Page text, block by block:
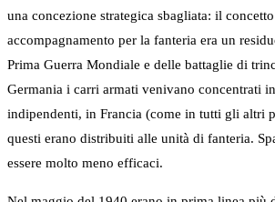
una concezione strategica sbagliata: il
accompagnamento per la fanteria era un
Prima Guerra Mondiale e delle battaglie di
Germania i carri armati venivano concentrati
indipendenti, in Francia (come in tutti gli altri
questi erano distribuiti alle unità di fanteria.
essere molto meno efficaci.